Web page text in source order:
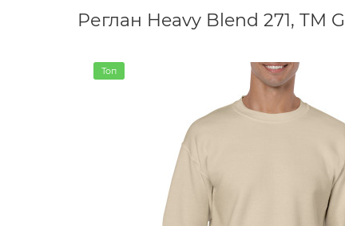
Реглан Heavy Blend 271, TM
Топ